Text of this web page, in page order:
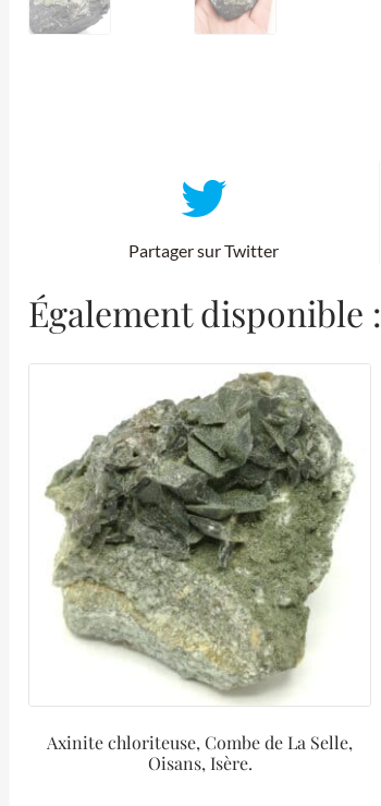
Partager sur Twitter
Également disponible :
Axinite chloriteuse, Combe de La Selle,
Oisans, Isère.